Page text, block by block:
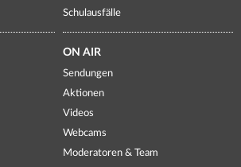
Schulausfälle
ON AIR
Sendungen
Aktionen
Videos
Webcams
Moderatoren & Team